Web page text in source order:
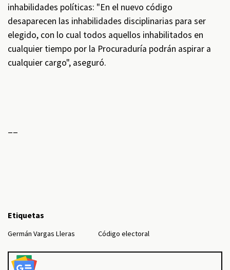
inhabilidades políticas: "En el nuevo código
desaparecen las inhabilidades disciplinarias para ser
elegido, con lo cual todos aquellos inhabilitados en
cualquier tiempo por la Procuraduría podrán aspirar a
cualquier cargo", aseguró.
Etiquetas
Germán Vargas Lleras Código electoral